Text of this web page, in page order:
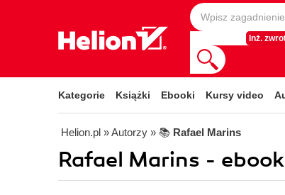
Inż.
Kategorie Książki Ebooki Kursy video
Helion.pl » Autorzy » 📚 Rafael Marins
Rafael Marins -